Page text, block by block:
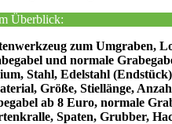
Überblick:
zum Umgraben,
und normale
Stahl, Edelstahl
Größe, Stiellänge,
ab 8 Euro, normale
Spaten, Grubber,